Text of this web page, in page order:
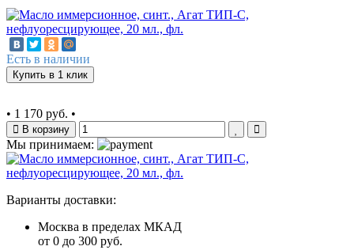
Есть в наличии
Купить в 1 клик
• 1 170 руб. •
В корзину
Мы принимаем:
Варианты доставки:
Москва в пределах МКАД
от 0 до 300 руб.